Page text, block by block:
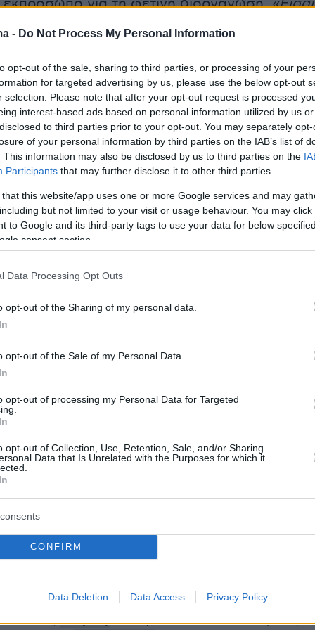
- Do Not Process My Personal Information
opt-out of the sale, sharing to third parties, or processing of your
for targeted advertising by us, please use the below opt-out
selection. Please note that after your opt-out request is processed
interest-based ads based on personal information utilized by us
to third parties prior to your opt-out. You may separately
of your personal information by third parties on the IAB’s list of
This information may also be disclosed by us to third parties on the
Participants that may further disclose it to other third parties.
that this website/app uses one or more Google services and may
but not limited to your visit or usage behaviour. You may
to Google and its third-party tags to use your data for below
consent section.
Data Processing Opt Outs
opt-out of the Sharing of my personal data.
opt-out of the Sale of my Personal Data.
opt-out of processing my Personal Data for Targeted
opt-out of Collection, Use, Retention, Sale, and/or Sharing
Data that Is Unrelated with the Purposes for which it
CONFIRM
Data Deletion Data Access Privacy Policy
εκπρόσωπο για τη φετινή διοργάνωση.«Είσαι
περισσότερο, αυτή τη στιγμή είσαι εσύ. Πάρε
όρμα»,κατέληξε εμψυχώνοντας την
πριν ανέβει στη σκηνή του διαγωνισμού.
σύγκρουση Φλωρίδη – Βελόπουλου για
Καρώνη του ΕΜΠ για τα Τέμπη
για Τέμπη: Το ψέμα έχει κοντά ποδάρια
του Diddy - Προβλήθηκε αμοντάριστο το
ξυλοδαρμού της Κάσι Βεντούρα από τον
protothema.gr στο Google Newsκαι μάθετε πρώτοι
Ειδήσειςαπό την Ελλάδα και τον Κόσμο, τη